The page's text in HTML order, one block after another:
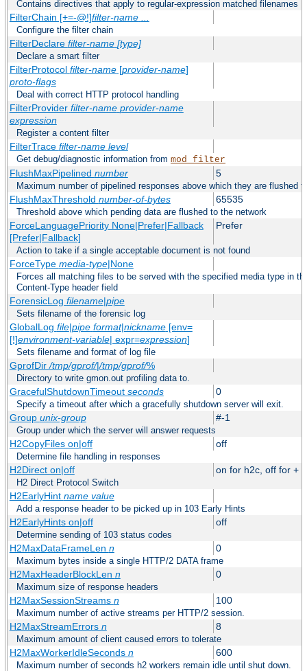
Contains directives that apply to regular-expression matched filenames
FilterChain [+=-@!]filter-name
Configure the filter chain
FilterDeclare filter-name [type]
Declare a smart filter
FilterProtocol filter-name[provider-name]
proto-flags
Deal with correct HTTP protocol handling
FilterProvider filter-name provider-name
expression
Register a content filter
FilterTrace filter-name level
Get debug/diagnostic information from mod_filter
FlushMaxPipelined number 5
Maximum number of pipelined responses above which they are flushed
FlushMaxThreshold number-of-bytes 65535
Threshold above which pending data are flushed to the network
ForceLanguagePriority None|Prefer|Fallback
[Prefer|Fallback]
Prefer
Action to take if a single acceptable document is not found
ForceType media-type|None
Forces all matching files to be served with the specified media type in
Content-Type header field
ForensicLog filename|pipe
Sets filename of the forensic log
GlobalLog file|pipe format|nickname[env=
[!]environment-variable| expr=expression]
Sets filename and format of log file
GprofDir/tmp/gprof/|/tmp/gprof/%
Directory to write gmon.out profiling data to.
GracefulShutdownTimeout seconds 0
Specify a timeout after which a gracefully shutdown server will exit.
Group unix-group #-1
Group under which the server will answer requests
H2CopyFiles on|off off
Determine file handling in responses
H2Direct on|off on for h2c, off for +
H2 Direct Protocol Switch
H2EarlyHint name value
Add a response header to be picked up in 103 Early Hints
H2EarlyHints on|off off
Determine sending of 103 status codes
H2MaxDataFrameLen n 0
Maximum bytes inside a single HTTP/2 DATA frame
H2MaxHeaderBlockLen n 0
Maximum size of response headers
H2MaxSessionStreams n 100
Maximum number of active streams per HTTP/2 session.
H2MaxStreamErrors n 8
Maximum amount of client caused errors to tolerate
H2MaxWorkerIdleSeconds n 600
Maximum number of seconds h2 workers remain idle until shut down.